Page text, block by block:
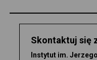
EDUKACJA
SZKOŁA
Skontaktuj się
Instytut im.